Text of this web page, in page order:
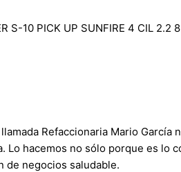
S-10 PICK UP SUNFIRE 4 CIL 2.2
Refaccionaria Mario
Lo hacemos no sólo porque es
de negocios saludable.